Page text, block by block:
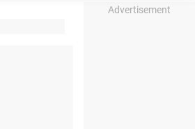
Advertisement